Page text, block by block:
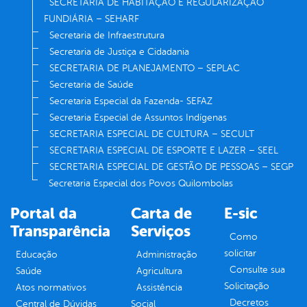
SECRETARIA DE HABITAÇÃO E REGULARIZAÇÃO
FUNDIÁRIA – SEHARF
Secretaria de Infraestrutura
Secretaria de Justiça e Cidadania
SECRETARIA DE PLANEJAMENTO – SEPLAC
Secretaria de Saúde
Secretaria Especial da Fazenda- SEFAZ
Secretaria Especial de Assuntos Indígenas
SECRETARIA ESPECIAL DE CULTURA – SECULT
SECRETARIA ESPECIAL DE ESPORTE E LAZER – SEEL
SECRETARIA ESPECIAL DE GESTÃO DE PESSOAS – SEGP
Secretaria Especial dos Povos Quilombolas
Portal da
Transparência
Educação
Saúde
Atos normativos
Central de Dúvidas
Carta de
Serviços
Administração
Agricultura
Assistência
Social
E-sic
Como
solicitar
Consulte sua
Solicitação
Decretos